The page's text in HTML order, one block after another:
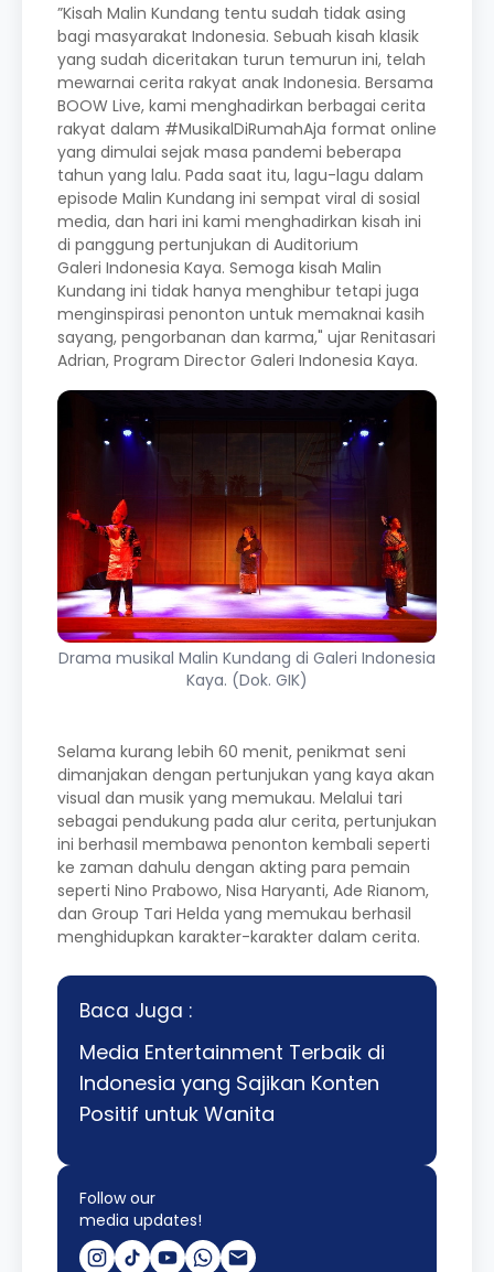
”Kisah Malin Kundang tentu sudah tidak asing
bagi masyarakat Indonesia. Sebuah kisah klasik
yang sudah diceritakan turun temurun ini, telah
mewarnai cerita rakyat anak Indonesia. Bersama
BOOW Live, kami menghadirkan berbagai cerita
rakyat dalam #MusikalDiRumahAja format online
yang dimulai sejak masa pandemi beberapa
tahun yang lalu. Pada saat itu, lagu-lagu dalam
episode Malin Kundang ini sempat viral di sosial
media, dan hari ini kami menghadirkan kisah ini
di panggung pertunjukan di Auditorium
Galeri Indonesia Kaya. Semoga kisah Malin
Kundang ini tidak hanya menghibur tetapi juga
menginspirasi penonton untuk memaknai kasih
sayang, pengorbanan dan karma," ujar Renitasari
Adrian, Program Director Galeri Indonesia Kaya.
Drama musikal Malin Kundang di Galeri Indonesia
Kaya. (Dok. GIK)
Selama kurang lebih 60 menit, penikmat seni
dimanjakan dengan pertunjukan yang kaya akan
visual dan musik yang memukau. Melalui tari
sebagai pendukung pada alur cerita, pertunjukan
ini berhasil membawa penonton kembali seperti
ke zaman dahulu dengan akting para pemain
seperti Nino Prabowo, Nisa Haryanti, Ade Rianom,
dan Group Tari Helda yang memukau berhasil
menghidupkan karakter-karakter dalam cerita.
Baca Juga :
Media Entertainment Terbaik di
Indonesia yang Sajikan Konten
Positif untuk Wanita
Follow our
media updates!